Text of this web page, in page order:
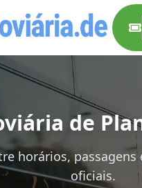
de
horários, passagens
oficiais.